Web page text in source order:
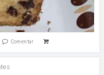
Comentar